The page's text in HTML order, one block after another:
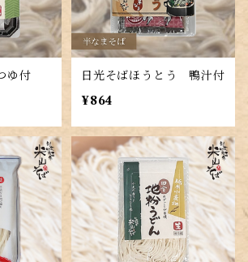
ゆ付
日光そばほうとう 鴨汁付
¥864